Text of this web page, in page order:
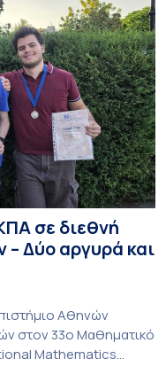
σε διεθνή
Δύο αργυρά και
Αθηνών
στον 33ο Μαθηματικό
Mathematics